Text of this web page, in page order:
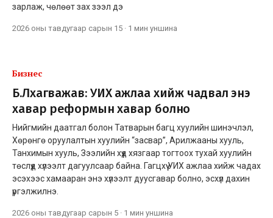
зарлаж, чөлөөт зах зээл дэ
2026 оны тавдугаар сарын 15 · 1 мин уншина
Бизнес
Б.Лхагважав: УИХ ажлаа хийж чадвал энэ
хавар реформын хавар болно
Нийгмийн даатгал болон Татварын багц хуулийн шинэчлэл,
Хөрөнгө оруулалтын хуулийн “засвар”, Арилжааны хууль,
Танхимын хууль, Зээлийн хүүд хязгаар тогтоох тухай хуулийн
төслүүд хүлээлт дагуулсаар байна. Гагцхүү УИХ ажлаа хийж чадах
эсэхээс хамааран энэ хүлээлт дуусгавар болно, эсхүл дахин
үргэлжилнэ.
2026 оны тавдугаар сарын 5 · 1 мин уншина